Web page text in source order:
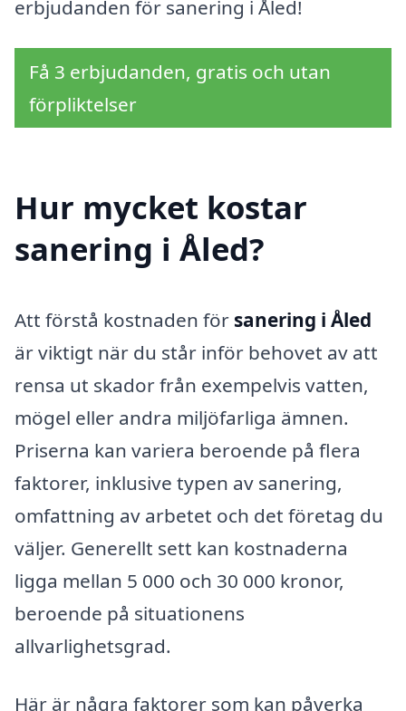
erbjudanden för sanering i Åled!
Få 3 erbjudanden, gratis och utan
förpliktelser
Hur mycket kostar
sanering i Åled?
Att förstå kostnaden för sanering i Åled
är viktigt när du står inför behovet av att
rensa ut skador från exempelvis vatten,
mögel eller andra miljöfarliga ämnen.
Priserna kan variera beroende på flera
faktorer, inklusive typen av sanering,
omfattning av arbetet och det företag du
väljer. Generellt sett kan kostnaderna
ligga mellan 5 000 och 30 000 kronor,
beroende på situationens
allvarlighetsgrad.
Här är några faktorer som kan påverka